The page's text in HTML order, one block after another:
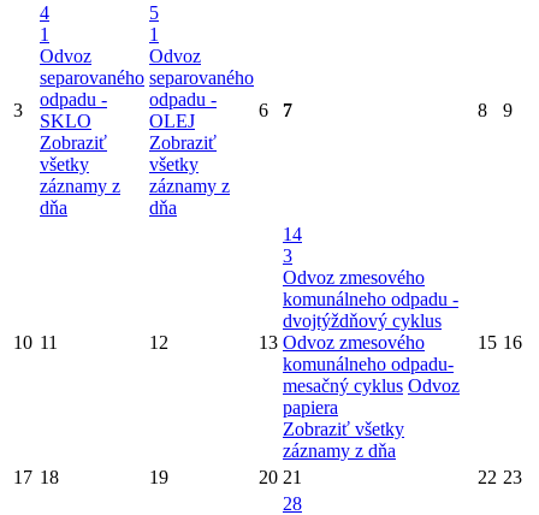
3
4
1
Odvoz
separovaného
odpadu -
SKLO
Zobraziť
všetky
záznamy z
dňa
5
1
Odvoz
separovaného
odpadu -
OLEJ
Zobraziť
všetky
záznamy z
dňa
6 7 8 9
10 11 12 13
14
3
Odvoz zmesového
komunálneho odpadu -
dvojtýždňový cyklus
Odvoz zmesového
komunálneho odpadu-
mesačný cyklus Odvoz
papiera
Zobraziť všetky
záznamy z dňa
15 16
17 18 19 20 21 22 23
28